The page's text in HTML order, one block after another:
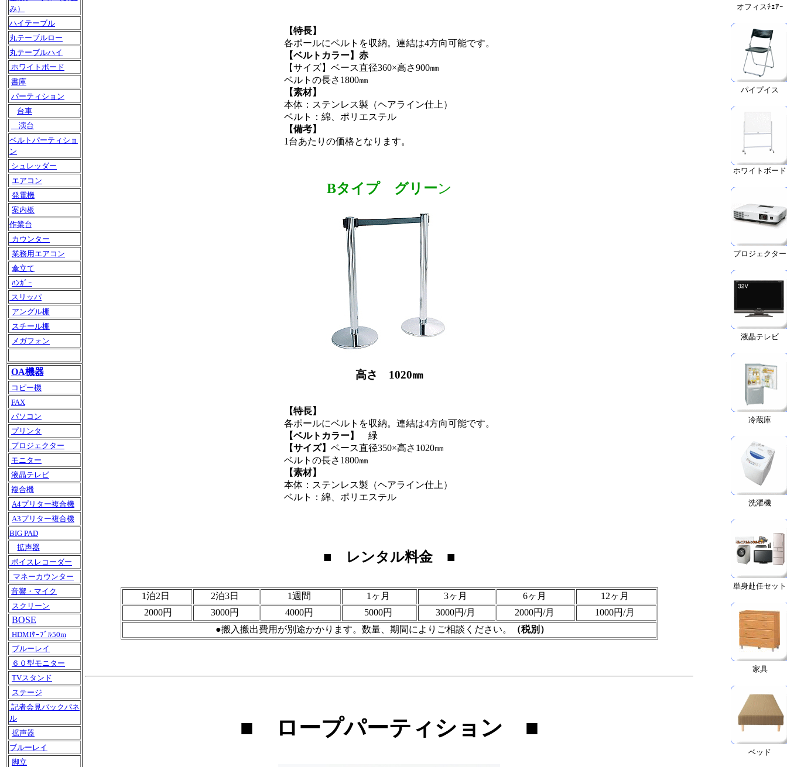
み）
ハイテーブル
丸テーブルロー
丸テーブルハイ
ホワイトボード
書庫
パーティション
台車
演台
ベルトパーティショ
ン
シュレッダー
エアコン
発電機
案内板
作業台
カウンター
業務用エアコン
傘立て
ﾊﾝｶﾞｰ
スリッパ
アングル棚
スチール棚
メガフォン
OA機器
コピー機
FAX
パソコン
プリンタ
プロジェクター
モニター
液晶テレビ
複合機
A4プリター複合機
A3プリター複合機
BIG PAD
拡声器
ボイスレコーダー
マネーカウンター
音響・マイク
スクリーン
BOSE
HDMIｹｰﾌﾞﾙ50m
ブルーレイ
６０型モニター
TVスタンド
ステージ
記者会見バックパネ
ル
拡声器
ブルーレイ
脚立
【特長】
各ポールにベルトを収納。連結は4方向可能です。
【ベルトカラー】赤
【サイズ】ベース直径360×高さ900㎜
ベルトの長さ1800㎜
【素材】
本体：ステンレス製（ヘアライン仕上）
ベルト：綿、ポリエステル
【備考】
1台あたりの価格となります。
Bタイプ グリーン
高さ 1020㎜
【特長】
各ポールにベルトを収納。連結は4方向可能です。
【ベルトカラー】
緑
【サイズ】 ベース直径350×高さ1020㎜
ベルトの長さ1800㎜
【素材】
本体：ステンレス製（ヘアライン仕上）
ベルト：綿、ポリエステル
■ レンタル料金 ■
1泊2日 2泊3日 1週間 1ヶ月 3ヶ月 6ヶ月
12ヶ月
2000円
3000円 4000円 5000円 3000円/月 2000円/月
1000円/月
●搬入搬出費用が別途かかります。数量、期間によりご相談ください。
（税別）
■ ロープパーティション ■
オフィスﾁｪｱｰ
パイプイス
ホワイトボード
プロジェクター
液晶テレビ
冷蔵庫
洗濯機
単身赴任セット
家具
ベッド